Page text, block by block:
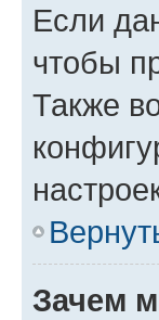
Если
чтобы
Также
Зачем